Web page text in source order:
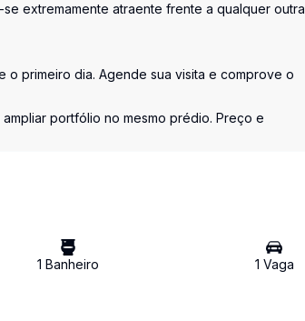
extremamente atraente frente a qualquer outra
primeiro dia. Agende sua visita e comprove o
portfólio no mesmo prédio. Preço e
1 Banheiro 1 Vaga